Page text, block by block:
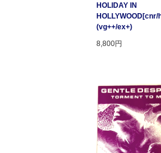
HOLIDAY IN
(vg++/ex+)
8,800円